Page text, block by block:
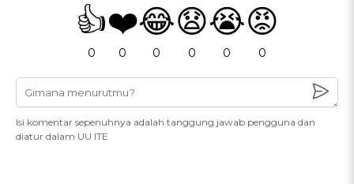
👍
0
❤️
0
😂
0
😧
0
😭
0
😡
0
Isi komentar sepenuhnya adalah tanggung jawab pengguna dan
diatur dalam UU ITE